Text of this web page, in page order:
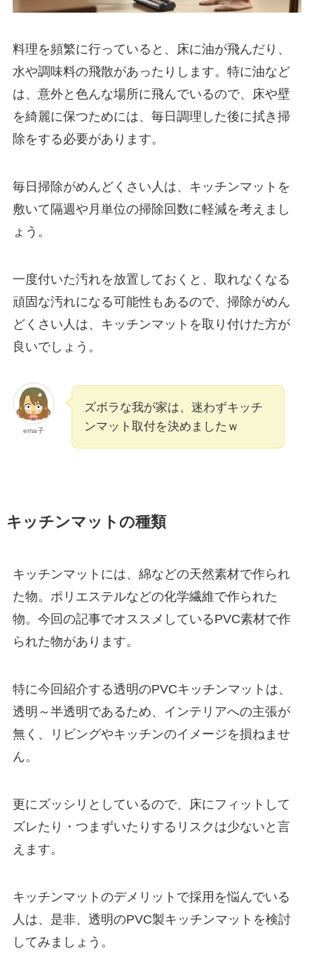
料理を頻繁に行っていると、床に油が飛んだり、
水や調味料の飛散があったりします。特に油など
は、意外と色んな場所に飛んでいるので、床や壁
を綺麗に保つためには、毎日調理した後に拭き掃
除をする必要があります。
毎日掃除がめんどくさい人は、キッチンマットを
敷いて隔週や月単位の掃除回数に軽減を考えまし
ょう。
一度付いた汚れを放置しておくと、取れなくなる
頑固な汚れになる可能性もあるので、掃除がめん
どくさい人は、キッチンマットを取り付けた方が
良いでしょう。
ema子
ズボラな我が家は、迷わずキッチ
ンマット取付を決めましたｗ
キッチンマットの種類
キッチンマットには、綿などの天然素材で作られ
た物。ポリエステルなどの化学繊維で作られた
物。今回の記事でオススメしているPVC素材で作
られた物があります。
特に今回紹介する透明のPVCキッチンマットは、
透明～半透明であるため、インテリアへの主張が
無く、リビングやキッチンのイメージを損ねませ
ん。
更にズッシリとしているので、床にフィットして
ズレたり・つまずいたりするリスクは少ないと言
えます。
キッチンマットのデメリットで採用を悩んでいる
人は、是非、透明のPVC製キッチンマットを検討
してみましょう。